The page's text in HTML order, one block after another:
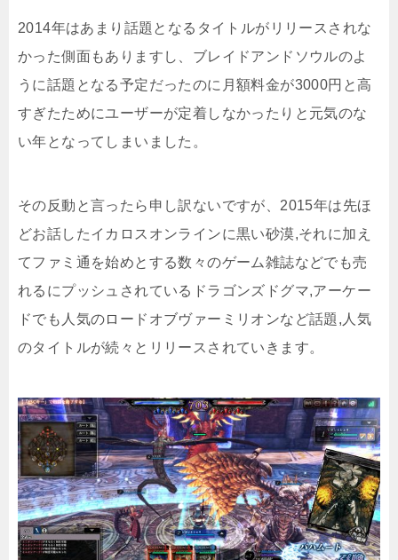
2014年はあまり話題となるタイトルがリリースされな
かった側面もありますし、ブレイドアンドソウルのよ
うに話題となる予定だったのに月額料金が3000円と高
すぎたためにユーザーが定着しなかったりと元気のな
い年となってしまいました。
その反動と言ったら申し訳ないですが、2015年は先ほ
どお話したイカロスオンラインに黒い砂漠,それに加え
てファミ通を始めとする数々のゲーム雑誌などでも売
れるにプッシュされているドラゴンズドグマ,アーケー
ドでも人気のロードオブヴァーミリオンなど話題,人気
のタイトルが続々とリリースされていきます。